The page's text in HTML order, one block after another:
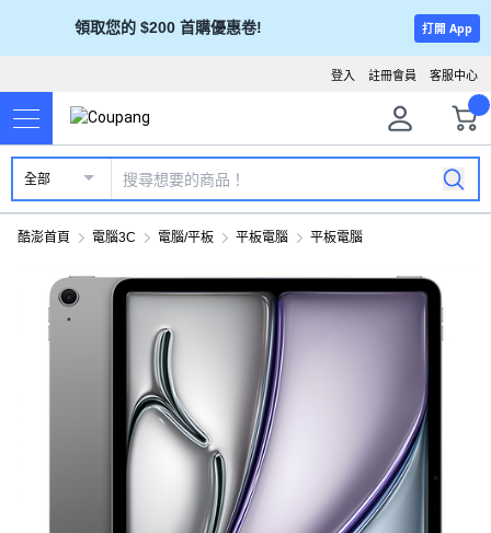
領取您的 $200 首購優惠卷! 打開 App
客服中心
註冊會員
登入
全部
酷澎首頁 電腦3C 電腦/平板 平板電腦 平板電腦